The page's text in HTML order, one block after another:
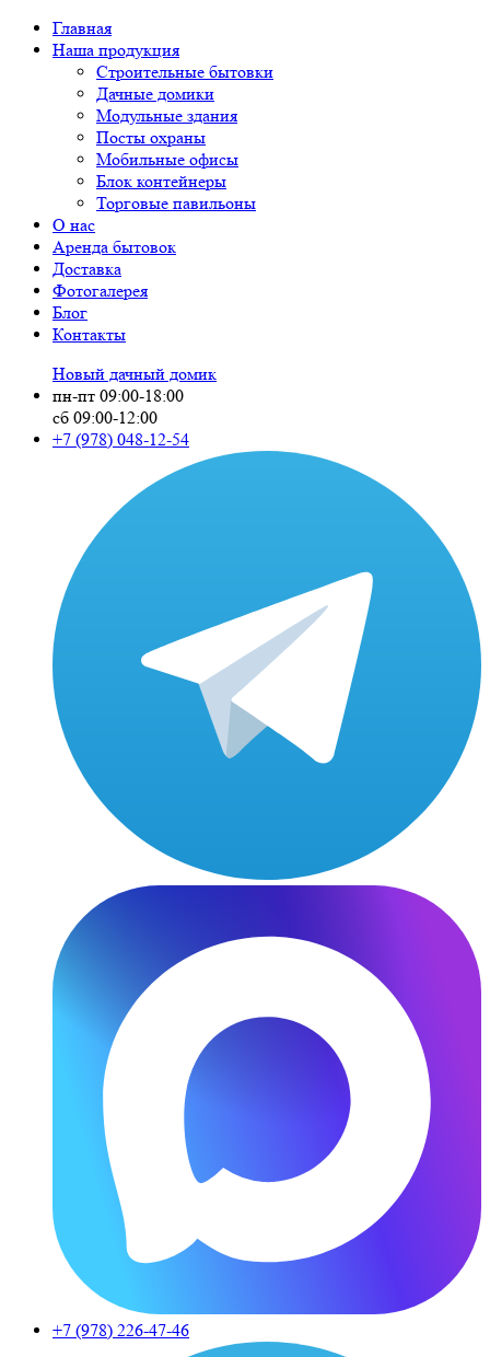
Главная
Наша продукция
Строительные бытовки
Дачные домики
Модульные здания
Посты охраны
Мобильные офисы
Блок контейнеры
Торговые павильоны
О нас
Аренда бытовок
Доставка
Фотогалерея
Блог
Контакты
Новый дачный домик
пн-пт 09:00-18:00
сб 09:00-12:00
+7 (978) 048-12-54
+7 (978) 226-47-46